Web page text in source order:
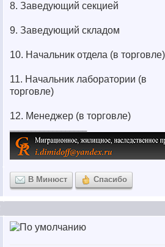
8. Заведующий секцией
9. Заведующий складом
10. Начальник отдела (в торговле)
11. Начальник лаборатории (в
торговле)
12. Менеджер (в торговле)
В Минюст Спасибо